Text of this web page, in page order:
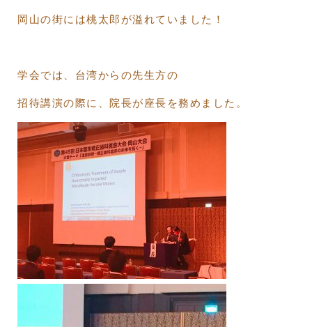
岡山の街には桃太郎が溢れていました！
学会では、台湾からの先生方の
招待講演の際に、院長が座長を務めました。